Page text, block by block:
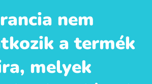
nem
a termék
melyek